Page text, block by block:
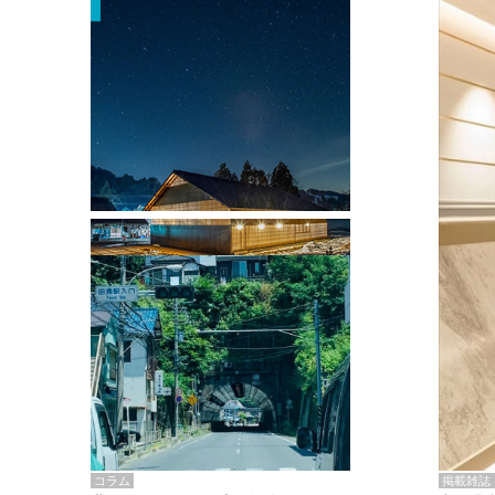
掲載雑誌
掲載雑誌・書籍
『街歩き研修「アールデコとモダニズ
ム、和風バロック」』のレポート記事が
掲載
コラム